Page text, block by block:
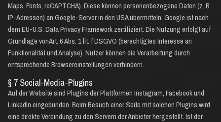
Maps, Fonts, reCAPTCHA). Diese können personenbezogene Daten (z. B.
IP-Adressen) an Google-Server in den USA übermitteln. Google ist nach
dem EU-U.S. Data Privacy Framework zertifiziert. Die Nutzung erfolgt auf
Grundlage vonArt. 6 Abs. 1 lit. f DSGVO (berechtigtes Interesse an
Funktionalität und Analyse). Nutzer können die Verarbeitung durch
entsprechende Browsereinstellungen verhindern.
§ 7 Social-Media-Plugins
Auf der Website sind Plugins der Plattformen Instagram, Facebook und
LinkedIn eingebunden. Beim Besuch einer Seite mit solchen Plugins wird
eine direkte Verbindung zu den Servern der Anbieter hergestellt. Ist der